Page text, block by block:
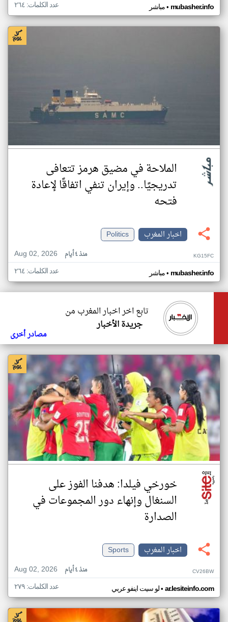
مباشر• mubasher.info عدد الكلمات: ٢٦٤
الملاحة في مضيق هرمز تتعافى
تدريجيًا.. وإيران تنفي اتفاقًا لإعادة
فتحه
اخبار المغرب
Politics
Aug 02, 2026
منذ ٤ أيام KG15FC
مباشر• mubasher.info عدد الكلمات: ٢٦٤
تابع اخر اخبار المغرب من
جريدة الأخبار
مصادر أخرى
خورخي فيلدا: هدفنا الفوز على
السنغال وإنهاء دور المجموعات في
الصدارة
اخبار المغرب
Sports
Aug 02, 2026
منذ ٤ أيام CV26BW
لو سيت اينفو عربي• ar.lesiteinfo.com عدد الكلمات: ٢٧٩